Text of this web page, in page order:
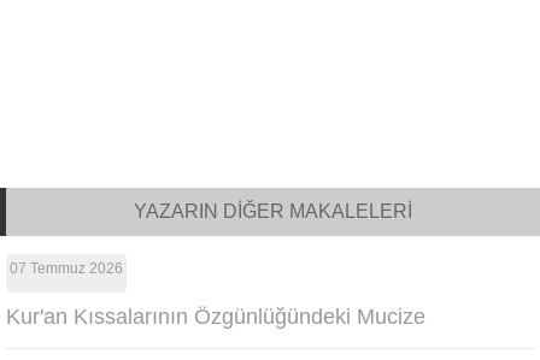
YAZARIN DİĞER MAKALELERİ
07 Temmuz 2026
Kur'an Kıssalarının Özgünlüğündeki Mucize